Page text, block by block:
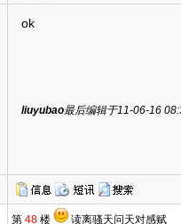
ok
liuyubao最后编辑于11-06-16
第 48 楼 读离骚天问天对感赋